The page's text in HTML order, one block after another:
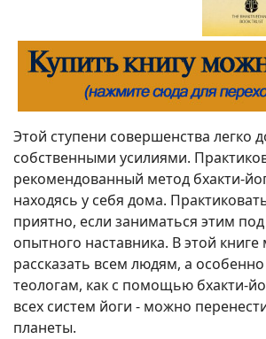
Этой ступени совершенства легко
собственными усилиями.
рекомендованный метод бхакти-
находясь у себя дома.
приятно, если заниматься этим
опытного наставника. В этой
рассказать всем людям, а
теологам, как с помощью бхакти-
всех систем йоги - можно
планеты.